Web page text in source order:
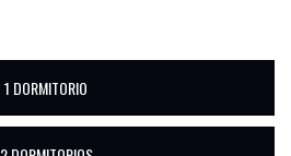
1 DORMITORIO